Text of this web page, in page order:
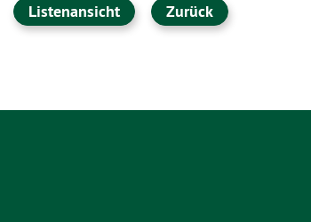
Listenansicht Zurück